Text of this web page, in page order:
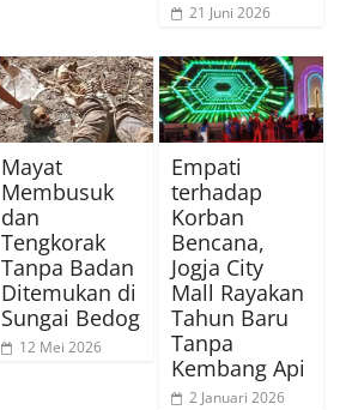
21 Juni 2026
Mayat
Membusuk
dan
Tengkorak
Tanpa Badan
Ditemukan di
Sungai Bedog
12 Mei 2026
Empati
terhadap
Korban
Bencana,
Jogja City
Mall Rayakan
Tahun Baru
Tanpa
Kembang Api
2 Januari 2026